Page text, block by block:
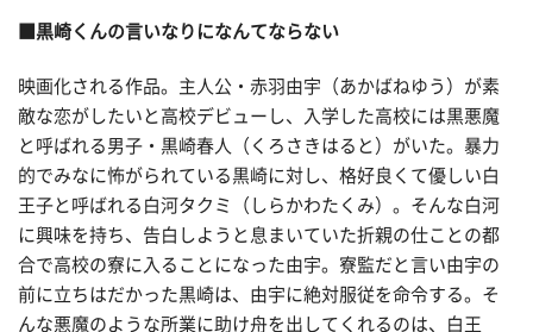
■黒崎くんの言いなりになんてならない
映画化される作品。主人公・赤羽由宇（あかばねゆう）が素
敵な恋がしたいと高校デビューし、入学した高校には黒悪魔
と呼ばれる男子・黒崎春人（くろさきはると）がいた。暴力
的でみなに怖がられている黒崎に対し、格好良くて優しい白
王子と呼ばれる白河タクミ（しらかわたくみ）。そんな白河
に興味を持ち、告白しようと息まいていた折親の仕ことの都
合で高校の寮に入ることになった由宇。寮監だと言い由宇の
前に立ちはだかった黒崎は、由宇に絶対服従を命令する。そ
んな悪魔のような所業に助け舟を出してくれるのは、白王